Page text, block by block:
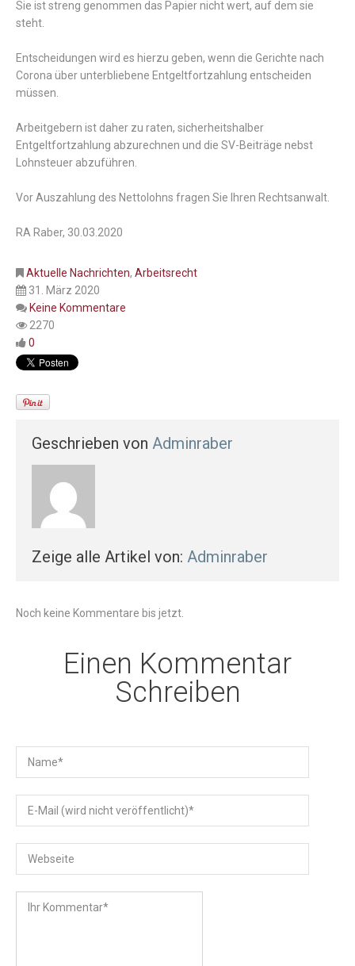
Sie ist streng genommen das Papier nicht wert, auf dem sie
steht.
Entscheidungen wird es hierzu geben, wenn die Gerichte nach
Corona über unterbliebene Entgeltfortzahlung entscheiden
müssen.
Arbeitgebern ist daher zu raten, sicherheitshalber
Entgeltfortzahlung abzurechnen und die SV-Beiträge nebst
Lohnsteuer abzuführen.
Vor Auszahlung des Nettolohns fragen Sie Ihren Rechtsanwalt.
RA Raber, 30.03.2020
Aktuelle Nachrichten, Arbeitsrecht
31. März 2020
Keine Kommentare
2270
0
Geschrieben von Adminraber
Zeige alle Artikel von: Adminraber
Noch keine Kommentare bis jetzt.
Einen Kommentar
Schreiben